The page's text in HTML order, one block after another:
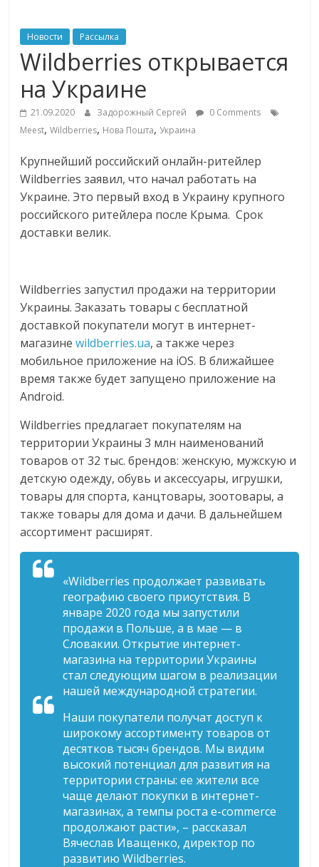
ритейле,
логистике,
технологиях,
соцсетях
Портал
об
онлайн-
торговле,
Commerce,
ритейле,
логистике,
технологиях,
соцсетях.
Нам
важно,
как
Сеть
меняет
жизнь
людей
обсудить
изменения
читателем.
Новости Рассылка
Wildberries открывается
на Украине
21.09.2020 Задорожный Сергей
0 Comments
Meest,Wildberries, Нова Пошта, Украина
Крупнейший российский онлайн-ритейлер
Wildberries заявил, что начал работать на
Украине. Это первый вход в Украину крупного
российского ритейлера после Крыма. Срок
доставки велик.
Wildberries запустил продажи на территории
Украины. Заказать товары с бесплатной
доставкой покупатели могут в интернет-
магазинеwildberries.ua, а также через
мобильное приложение на iOS. В ближайшее
время также будет запущено приложение на
Android.
Wildberries предлагает покупателям на
территории Украины 3 млн наименований
товаров от 32 тыс. брендов: женскую, мужскую и
детскую одежду, обувь и аксессуары, игрушки,
товары для спорта, канцтовары, зоотовары, а
также товары для дома и дачи. В дальнейшем
ассортимент расширят.
«Wildberries продолжает развивать
географию своего присутствия. В
январе 2020 года мы запустили
продажи в Польше, а в мае — в
Словакии. Открытие интернет-
магазина на территории Украины
стал следующим шагом в реализации
нашей международной стратегии.
Наши покупатели получат доступ к
широкому ассортименту товаров от
десятков тысяч брендов. Мы видим
высокий потенциал для развития на
территории страны: ее жители все
чаще делают покупки в интернет-
магазинах, а темпы роста e-commerce
продолжают расти», – рассказал
Вячеслав Иващенко, директор по
развитию Wildberries.